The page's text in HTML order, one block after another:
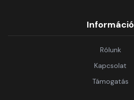
Információ
Rólunk
Kapcsolat
Támogatás